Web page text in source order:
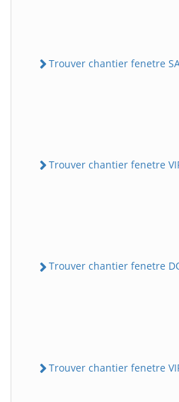
Trouver chantier fenetre
Trouver chantier fenetre
Trouver chantier fenetre
Trouver chantier fenetre